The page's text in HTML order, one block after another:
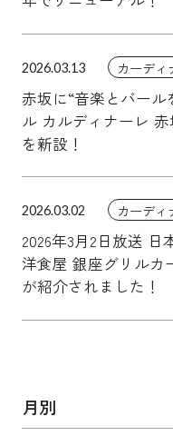
2026.03.13 カーディ
赤坂に“音楽とバー
ル カルディナーレ
を新設！
2026.03.02 カーディ
2026年3月2日放送
洋食屋 銀座グリルカ
が紹介されました！
月別